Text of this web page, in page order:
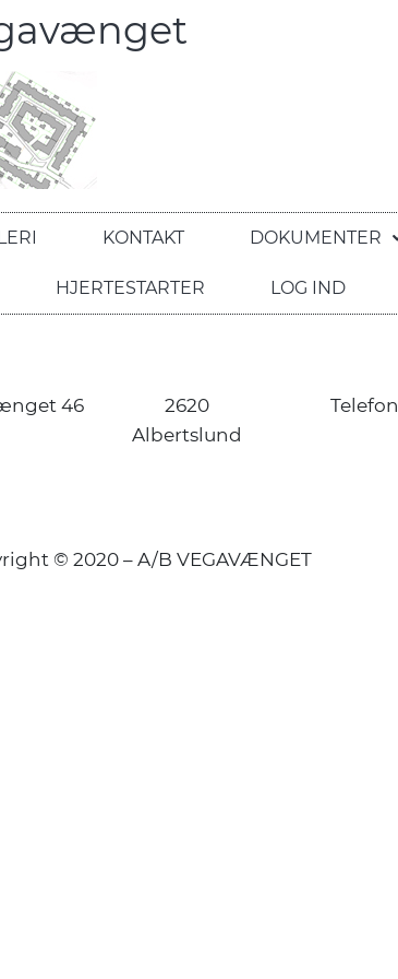
KONTAKT DOKUMENTER
HJERTESTARTER LOG IND
46
2620
Albertslund
Telefon
© 2020 – A/B VEGAVÆNGET